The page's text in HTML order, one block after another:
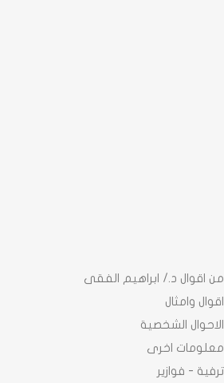
من اقوال د./ ابراهيم الفقى
اقوال وامثال
الاحوال الشخصية
معلومات اخرى
ترفية - فوازير